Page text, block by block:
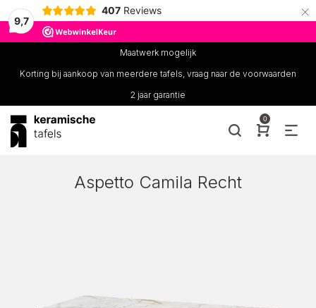
9,7
407 Reviews ×
Maatwerk mogelijk
Korting bij aankoop van meerdere tafels, vraag naar de voorwaarden
2 jaar garantie
0
Aspetto Camila Recht